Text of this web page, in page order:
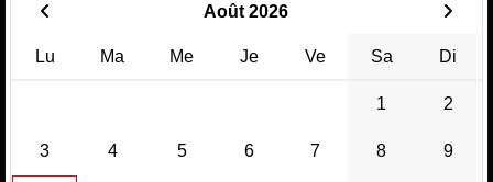
Août 2026
Lu Ma Me Je Ve Sa Di
1 2
3 4 5 6 7 8 9